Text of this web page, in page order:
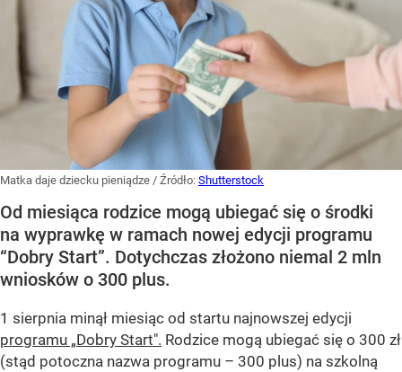
Matka daje dziecku pieniądze / Źródło: Shutterstock
Od miesiąca rodzice mogą ubiegać się o środki
na wyprawkę w ramach nowej edycji programu
“Dobry Start”. Dotychczas złożono niemal 2 mln
wniosków o 300 plus.
1 sierpnia minął miesiąc od startu najnowszej edycji
programu „Dobry Start". Rodzice mogą ubiegać się o 300 zł
(stąd potoczna nazwa programu – 300 plus) na szkolną